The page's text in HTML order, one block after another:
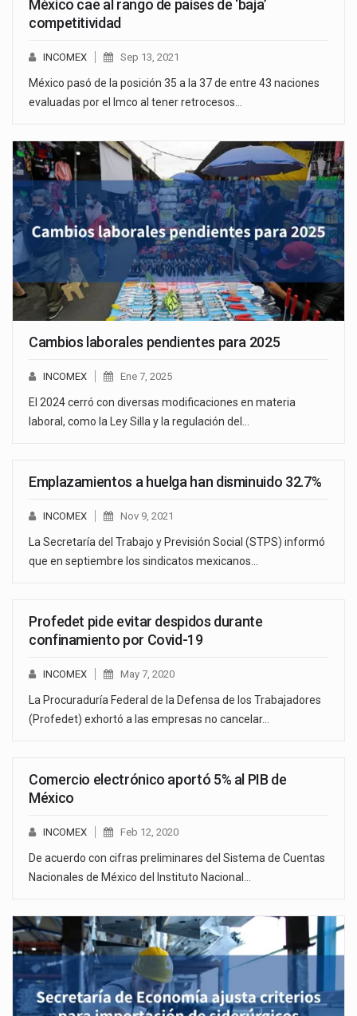
México cae al rango de países de ‘baja’
competitividad
INCOMEX Sep 13, 2021
México pasó de la posición 35 a la 37 de entre 43 naciones
evaluadas por el Imco al tener retrocesos…
Cambios laborales pendientes para 2025
INCOMEX Ene 7, 2025
El 2024 cerró con diversas modificaciones en materia
laboral, como la Ley Silla y la regulación del…
Emplazamientos a huelga han disminuido 32.7%
INCOMEX Nov 9, 2021
La Secretaría del Trabajo y Previsión Social (STPS) informó
que en septiembre los sindicatos mexicanos…
Profedet pide evitar despidos durante
confinamiento por Covid-19
INCOMEX May 7, 2020
La Procuraduría Federal de la Defensa de los Trabajadores
(Profedet) exhortó a las empresas no cancelar…
Comercio electrónico aportó 5% al PIB de
México
INCOMEX Feb 12, 2020
De acuerdo con cifras preliminares del Sistema de Cuentas
Nacionales de México del Instituto Nacional…